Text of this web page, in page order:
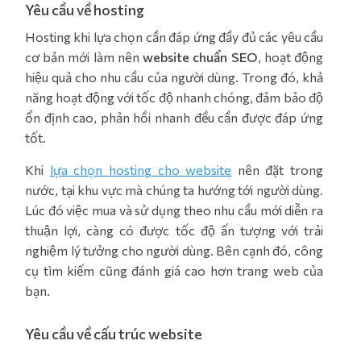
Yêu cầu về hosting
Hosting khi lựa chọn cần đáp ứng đầy đủ các yêu cầu
cơ bản mới làm nênwebsite chuẩn SEO, hoạt động
hiệu quả cho nhu cầu của người dùng. Trong đó, khả
năng hoạt động với tốc độ nhanh chóng, đảm bảo độ
ổn định cao, phản hồi nhanh đều cần được đáp ứng
tốt.
Khi lựa chọn hosting cho website nên đặt trong
nước, tại khu vực mà chúng ta hướng tới người dùng.
Lúc đó việc mua và sử dụng theo nhu cầu mới diễn ra
thuận lợi, càng có được tốc độ ấn tượng với trải
nghiệm lý tưởng cho người dùng. Bên cạnh đó, công
cụ tìm kiếm cũng đánh giá cao hơn trang web của
bạn.
Yêu cầu về cấu trúc website